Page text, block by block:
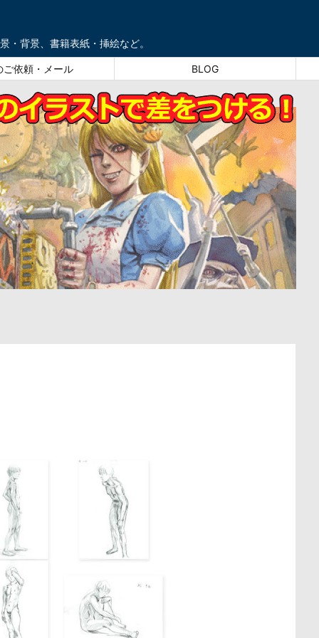
・背景、書籍表紙・挿絵など。
ご依頼・メール BLOG